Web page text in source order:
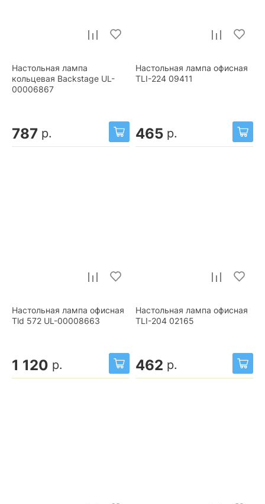
Настольная лампа
кольцевая Backstage UL-
00006867
787 р.
Настольная лампа офисная
TLI-224 09411
465 р.
Настольная лампа офисная
Tld 572 UL-00008663
1 120 р.
Настольная лампа офисная
TLI-204 02165
462 р.